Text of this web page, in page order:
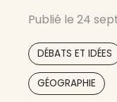
européenne
largement
saxonnes, le
de politique
plusieurs
Publié le 24
DÉBATS ET IDÉES
GÉOGRAPHIE